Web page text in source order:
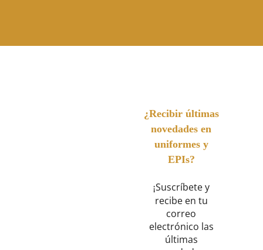
¿Recibir últimas
novedades en
uniformes y
EPIs?
¡Suscríbete y
recibe en tu
correo
electrónico las
últimas